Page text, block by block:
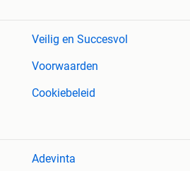
Veilig en Succesvol
Voorwaarden
Cookiebeleid
Adevinta